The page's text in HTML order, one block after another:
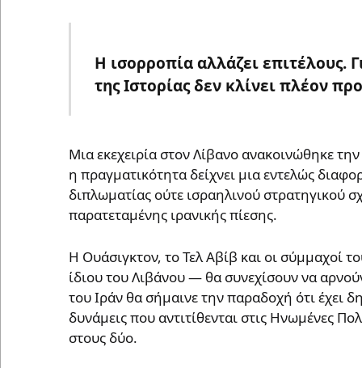
Η ισορροπία αλλάζει επιτέλους.
της Ιστορίας δεν κλίνει πλέον
Μια εκεχειρία στον Λίβανο ανακοινώθηκε
η πραγματικότητα δείχνει μια εντελώς
διπλωματίας ούτε ισραηλινού
παρατεταμένης ιρανικής πίεσης.
Η Ουάσιγκτον, το Τελ Αβίβ και οι σύμμαχοί
ίδιου του Λιβάνου — θα συνεχίσουν να
του Ιράν θα σήμαινε την παραδοχή ότι έχει
δυνάμεις που αντιτίθενται στις Ηνωμένες
στους δύο.